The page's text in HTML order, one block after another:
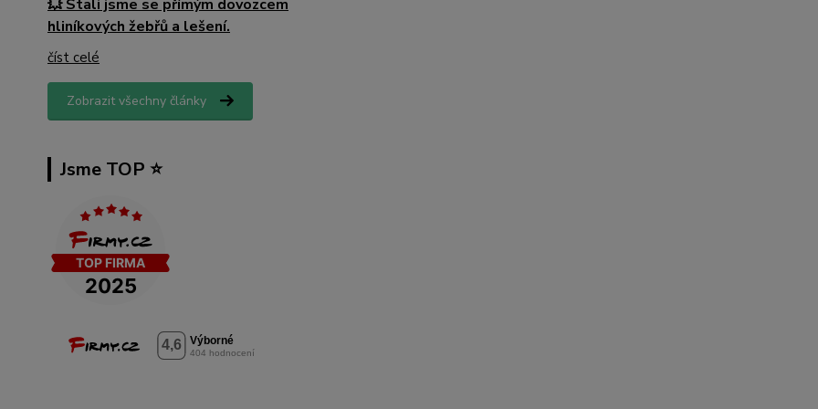
💥 Stali jsme se přímým dovozcem
hliníkových žebřů a lešení.
číst celé
Zobrazit všechny články
Jsme TOP ⭐️